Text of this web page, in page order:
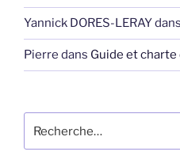
Yannick DORES-LERAYdans
Pierre dans Guide et charte
pour